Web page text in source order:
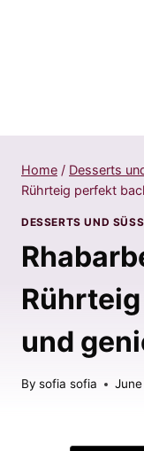
Home / Desserts
Rührteig perfekt
DESSERTS UND
und
By sofia sofia